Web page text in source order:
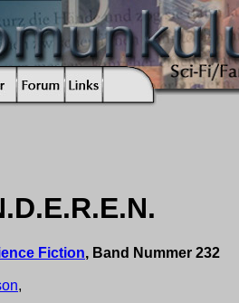
Fiction, Band Nummer 232
,